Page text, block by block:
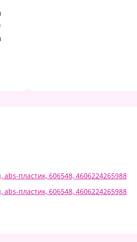
пластик, 606548, 4606224265988
пластик, 606548, 4606224265988